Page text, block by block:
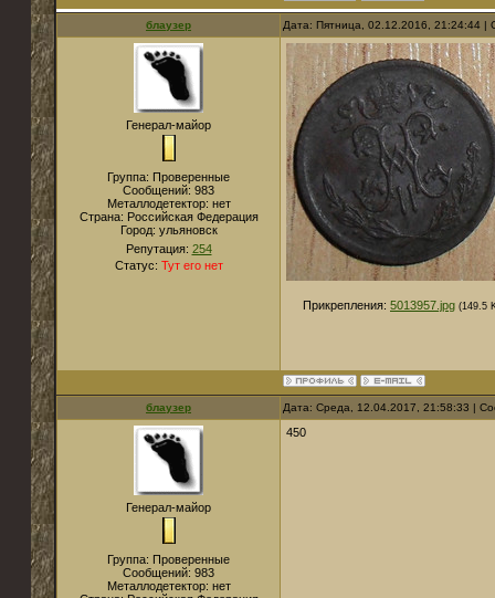
блаузер Дата: Пятница, 02.12.2016, 21:24:44
Генерал-майор
Группа: Проверенные
Сообщений: 983
Металлодетектор: нет
Страна: Российская Федерация
Город: ульяновск
Репутация: 254
Статус: Тут его нет
Прикрепления: 5013957.jpg (149.5
блаузер Дата: Среда, 12.04.2017, 21:58:33 |
Генерал-майор
Группа: Проверенные
Сообщений: 983
Металлодетектор: нет
450